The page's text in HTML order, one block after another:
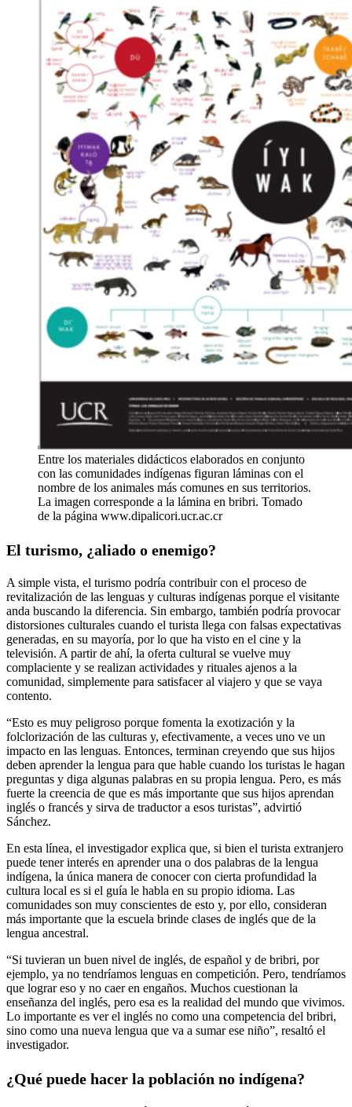
Entre los materiales didácticos elaborados en conjunto
con las comunidades indígenas figuran láminas con el
nombre de los animales más comunes en sus territorios.
La imagen corresponde a la lámina en bribri. Tomado
de la página www.dipalicori.ucr.ac.cr
El turismo, ¿aliado o enemigo?
A simple vista, el turismo podría contribuir con el proceso de
revitalización de las lenguas y culturas indígenas porque el visitante
anda buscando la diferencia. Sin embargo, también podría provocar
distorsiones culturales cuando el turista llega con falsas expectativas
generadas, en su mayoría, por lo que ha visto en el cine y la
televisión. A partir de ahí, la oferta cultural se vuelve muy
complaciente y se realizan actividades y rituales ajenos a la
comunidad, simplemente para satisfacer al viajero y que se vaya
contento.
“Esto es muy peligroso porque fomenta la exotización y la
folclorización de las culturas y, efectivamente, a veces uno ve un
impacto en las lenguas. Entonces, terminan creyendo que sus hijos
deben aprender la lengua para que hable cuando los turistas le hagan
preguntas y diga algunas palabras en su propia lengua. Pero, es más
fuerte la creencia de que es más importante que sus hijos aprendan
inglés o francés y sirva de traductor a esos turistas”, advirtió
Sánchez.
En esta línea, el investigador explica que, si bien el turista extranjero
puede tener interés en aprender una o dos palabras de la lengua
indígena, la única manera de conocer con cierta profundidad la
cultura local es si el guía le habla en su propio idioma. Las
comunidades son muy conscientes de esto y, por ello, consideran
más importante que la escuela brinde clases de inglés que de la
lengua ancestral.
“Si tuvieran un buen nivel de inglés, de español y de bribri, por
ejemplo, ya no tendríamos lenguas en competición. Pero, tendríamos
que lograr eso y no caer en engaños. Muchos cuestionan la
enseñanza del inglés, pero esa es la realidad del mundo que vivimos.
Lo importante es ver el inglés no como una competencia del bribri,
sino como una nueva lengua que va a sumar ese niño”, resaltó el
investigador.
¿Qué puede hacer la población no indígena?